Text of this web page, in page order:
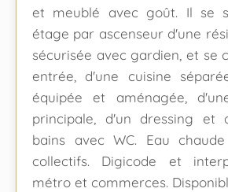
et meublé avec goût. Il se
étage par ascenseur d'une
sécurisée avec gardien, et se
entrée, d'une cuisine
équipée et aménagée,
principale, d'un dressing et
bains avec WC. Eau
collectifs. Digicode et
métro et commerces.